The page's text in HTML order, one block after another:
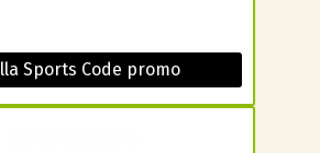
Sports Code promo